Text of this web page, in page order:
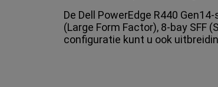
De Dell PowerEdge R440
(Large Form Factor), 8-bay SFF
configuratie kunt u ook